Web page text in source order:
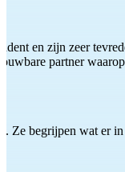
en zijn zeer
partner
Ze begrijpen wat er